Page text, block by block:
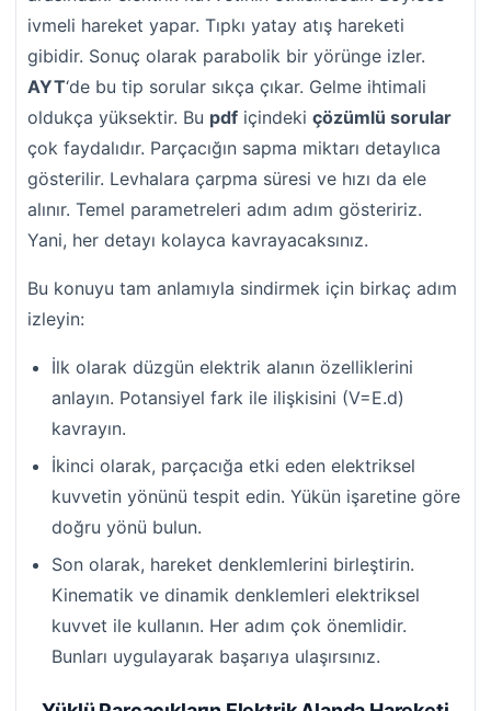
ivmeli hareket yapar. Tıpkı yatay atış hareketi
gibidir. Sonuç olarak parabolik bir yörünge izler.
AYT‘de bu tip sorular sıkça çıkar. Gelme ihtimali
oldukça yüksektir. Bu pdf içindeki çözümlü sorular
çok faydalıdır. Parçacığın sapma miktarı detaylıca
gösterilir. Levhalara çarpma süresi ve hızı da ele
alınır. Temel parametreleri adım adım gösteririz.
Yani, her detayı kolayca kavrayacaksınız.
Bu konuyu tam anlamıyla sindirmek için birkaç adım
izleyin:
İlk olarak düzgün elektrik alanın özelliklerini
anlayın. Potansiyel fark ile ilişkisini (V=E.d)
kavrayın.
İkinci olarak, parçacığa etki eden elektriksel
kuvvetin yönünü tespit edin. Yükün işaretine göre
doğru yönü bulun.
Son olarak, hareket denklemlerini birleştirin.
Kinematik ve dinamik denklemleri elektriksel
kuvvet ile kullanın. Her adım çok önemlidir.
Bunları uygulayarak başarıya ulaşırsınız.